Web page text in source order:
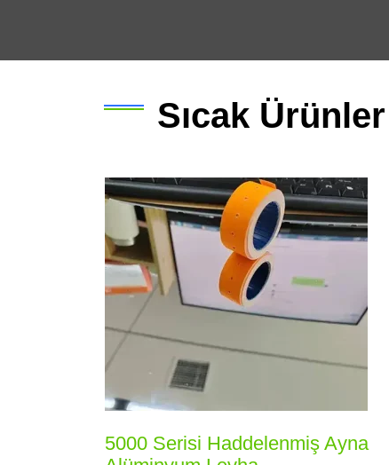
Sıcak Ürünler
5000 Serisi Haddelenmiş Ayna